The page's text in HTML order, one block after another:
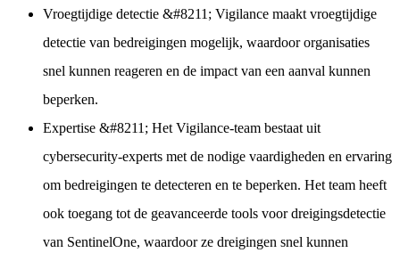
Vroegtijdige detectie &#8211; Vigilance maakt vroegtijdige
detectie van bedreigingen mogelijk, waardoor organisaties
snel kunnen reageren en de impact van een aanval kunnen
beperken.
Expertise &#8211; Het Vigilance-team bestaat uit
cybersecurity-experts met de nodige vaardigheden en ervaring
om bedreigingen te detecteren en te beperken. Het team heeft
ook toegang tot de geavanceerde tools voor dreigingsdetectie
van SentinelOne, waardoor ze dreigingen snel kunnen